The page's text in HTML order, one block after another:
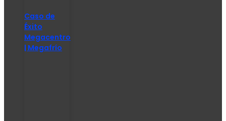
Caso de
Éxito
Megacentro
| Megafrío